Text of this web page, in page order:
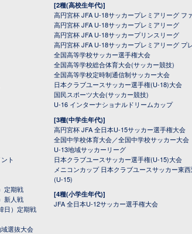
ト
定期戦
新人戦
日）定期戦
選抜大会
[2種(高校生年代)]
高円宮杯 JFA U-18サッカープレミアリーグ フ
高円宮杯 JFA U-18サッカープレミアリーグ
高円宮杯 JFA U-18サッカープリンスリーグ
高円宮杯 JFA U-18サッカープレミアリーグ プ
全国高等学校サッカー選手権大会
全国高等学校総合体育大会(サッカー競技)
全国高等学校定時制通信制サッカー大会
日本クラブユースサッカー選手権(U-18)大会
国民スポーツ大会(サッカー競技)
U-16 インターナショナルドリームカップ
[3種(中学生年代)]
高円宮杯 JFA 全日本U-15サッカー選手権大会
全国中学校体育大会／全国中学校サッカー大会
U-13地域サッカーリーグ
日本クラブユースサッカー選手権(U-15)大会
メニコンカップ 日本クラブユースサッカー東
(U-15)
[4種(小学生年代)]
JFA 全日本U-12サッカー選手権大会